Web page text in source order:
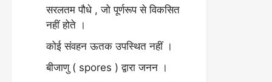
सरलतम पौधे , जो पूर्णरूप से विकसित
नहीं होते ।
कोई संवहन ऊतक उपस्थित नहीं ।
बीजाणु ( spores ) द्वारा जनन ।